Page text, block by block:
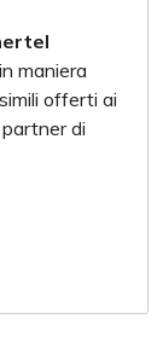
maniera
offerti ai
partner di